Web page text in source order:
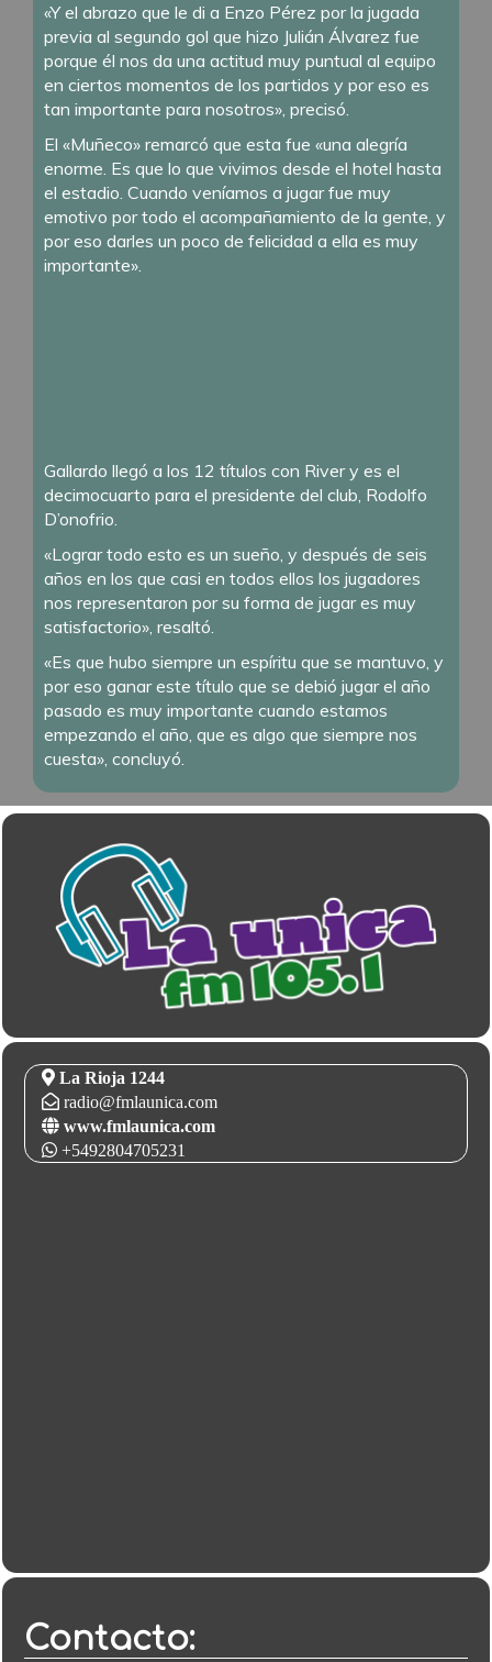
«Y el abrazo que le di a Enzo Pérez por la jugada
previa al segundo gol que hizo Julián Álvarez fue
porque él nos da una actitud muy puntual al equipo
en ciertos momentos de los partidos y por eso es
tan importante para nosotros», precisó.
El «Muñeco» remarcó que esta fue «una alegría
enorme. Es que lo que vivimos desde el hotel hasta
el estadio. Cuando veníamos a jugar fue muy
emotivo por todo el acompañamiento de la gente, y
por eso darles un poco de felicidad a ella es muy
importante».
Gallardo llegó a los 12 títulos con River y es el
decimocuarto para el presidente del club, Rodolfo
D’onofrio.
«Lograr todo esto es un sueño, y después de seis
años en los que casi en todos ellos los jugadores
nos representaron por su forma de jugar es muy
satisfactorio», resaltó.
«Es que hubo siempre un espíritu que se mantuvo, y
por eso ganar este título que se debió jugar el año
pasado es muy importante cuando estamos
empezando el año, que es algo que siempre nos
cuesta», concluyó.
La Rioja 1244
radio@fmlaunica.com
www.fmlaunica.com
+5492804705231
Contacto: